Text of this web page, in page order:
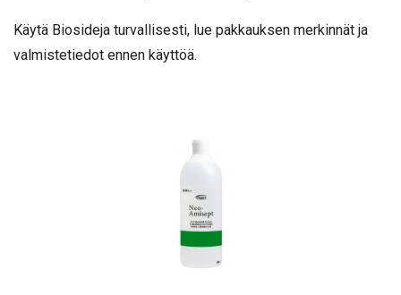
Käytä Biosideja turvallisesti, lue pakkauksen merkinnät ja
valmistetiedot ennen käyttöä.